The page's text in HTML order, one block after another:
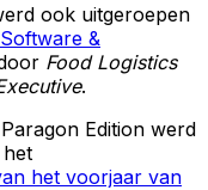
ook uitgeroepen
&
Food Logistics
.
Edition werd
het voorjaar van